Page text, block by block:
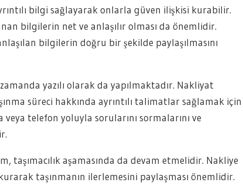
bilgi sağlayarak onlarla güven ilişkisi kurabilir.
bilgilerin net ve anlaşılır olması da önemlidir.
bilgilerin doğru bir şekilde paylaşılmasını
yazılı olarak da yapılmaktadır. Nakliyat
süreci hakkında ayrıntılı talimatlar sağlamak için
telefon yoluyla sorularını sormalarını ve
taşımacılık aşamasında da devam etmelidir. Nakliye
taşınmanın ilerlemesini paylaşması önemlidir.